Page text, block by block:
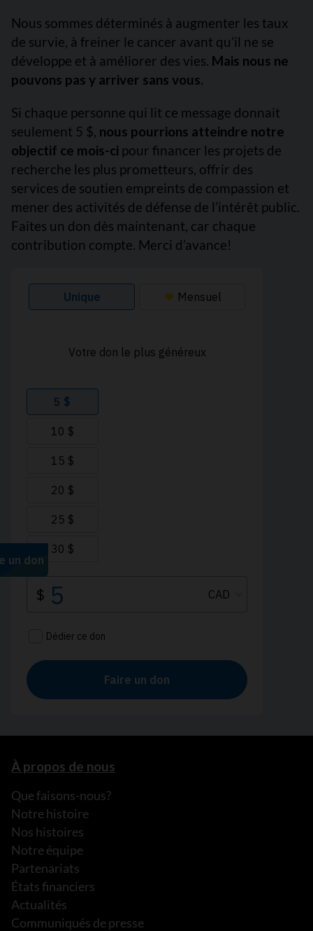
Nous sommes déterminés à augmenter les taux
de survie, à freiner le cancer avant qu’il ne se
développe et à améliorer des vies. Mais nous ne
pouvons pas y arriver sans vous.
Si chaque personne qui lit ce message donnait
seulement 5 $, nous pourrions atteindre notre
objectif ce mois-ci pour financer les projets de
recherche les plus prometteurs, offrir des
services de soutien empreints de compassion et
mener des activités de défense de l’intérêt public.
Faites un don dès maintenant, car chaque
contribution compte. Merci d’avance!
À propos de nous
Que faisons-nous?
Notre histoire
Nos histoires
Notre équipe
Partenariats
États financiers
Actualités
Communiqués de presse